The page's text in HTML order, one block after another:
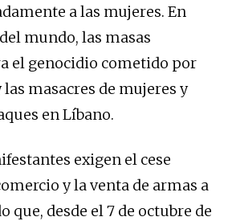
a las mujeres. En
mundo, las masas
el genocidio cometido por
las masacres de mujeres y
en Líbano.
exigen el cese
y la venta de armas a
que, desde el 7 de octubre de